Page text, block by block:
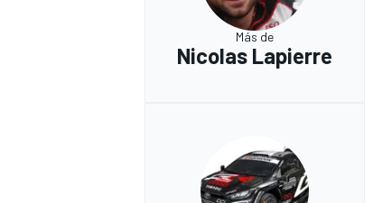
Más de
Nicolas Lapierre